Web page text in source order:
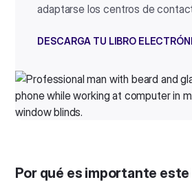
adaptarse los centros de
DESCARGA TU LIBRO
Por qué es importante